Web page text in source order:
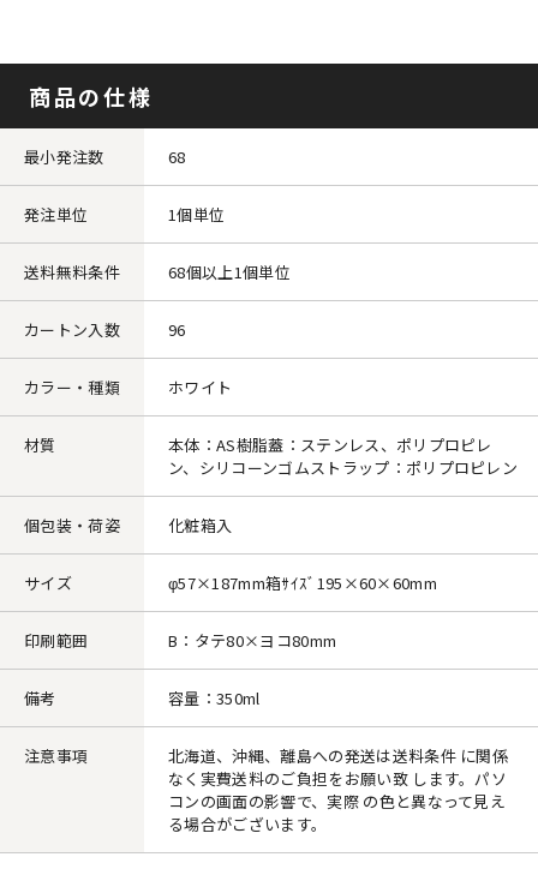
商品の仕様
最小発注数 68
発注単位 1個単位
送料無料条件 68個以上1個単位
カートン入数 96
カラー・種類 ホワイト
材質
本体：AS樹脂蓋：ステンレス、ポリプロピレ
ン、シリコーンゴムストラップ：ポリプロピレン
個包装・荷姿 化粧箱入
サイズ φ57×187mm箱ｻｲｽﾞ195×60×60mm
印刷範囲 B：タテ80×ヨコ80mm
備考 容量：350ml
注意事項
北海道、沖縄、離島への発送は送料条件 に関係
なく実費送料のご負担をお願い致 します。パソ
コンの画面の影響で、実際 の色と異なって見え
る場合がございます。